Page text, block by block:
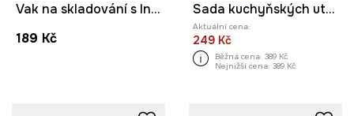
Vak na skladování s lnem
189 Kč
Sada kuchyňských utěrek
Aktuální cena:
249 Kč
Běžná cena: 389 Kč
Nejnižší cena: 389 Kč